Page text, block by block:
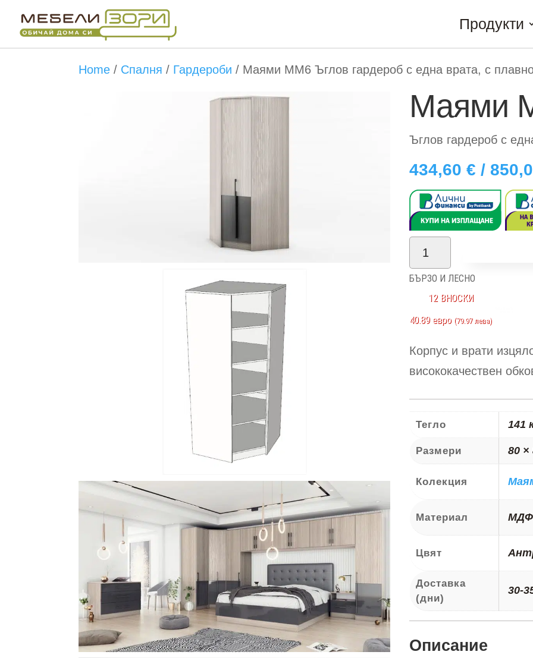
Продукти
Бърза поръчка
Home / Спалня / Гардероби / Маями ММ6 Ъглов гардероб с една врата, с
Маями
Ъглов гардероб с
434,60€ /
количество
за
БЪРЗО И ЛЕСНО
12 ВНОСКИ
40.89 евро (79.97 лева)
Корпус и врати
висококачествен
Тегло 141
Размери 80 ×
Колекция
Материал МДФ
Цвят
Доставка
(дни)
30-
Описание